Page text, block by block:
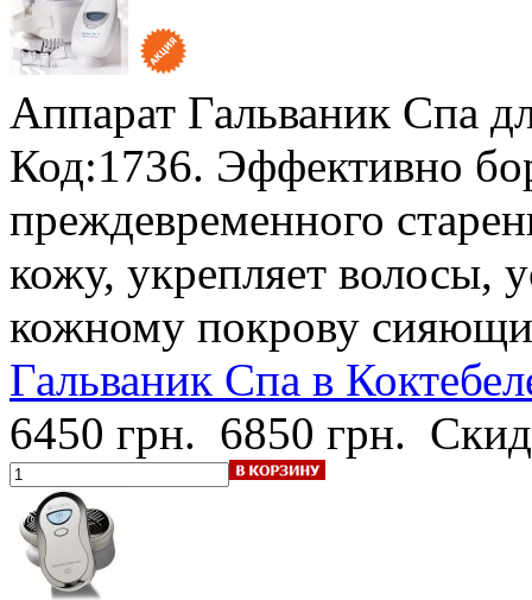
Аппарат Гальваник Спа
Код:1736. Эффективно
преждевременного
кожу, укрепляет волосы,
кожному покрову
Гальваник Спа в
6450 грн. 6850 грн.